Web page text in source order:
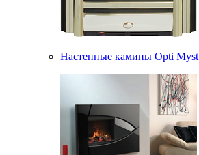
Настенные камины Opti Myst